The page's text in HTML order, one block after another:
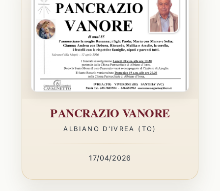
PANCRAZIO VANORE
ALBIANO D'IVREA (TO)
17/04/2026